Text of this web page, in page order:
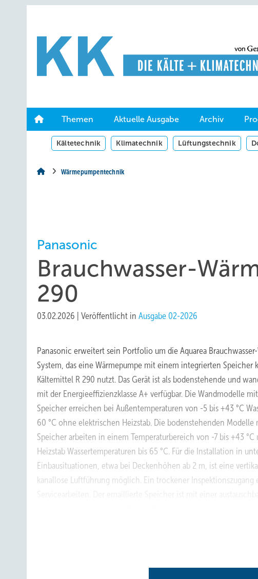
Hauptinhalt
Hauptmenü
Themen Aktuelle Ausgabe Archiv
Kältetechnik Klimatechnik Lüftungstechnik
Wärmepumpentechnik
Panasonic
Brauchwasser-
290
03.02.2026 Veröffentlicht in Ausgabe 02-2026
Panasonic erweitert sein Portfolio um die Aquarea
System, das eine Wärmepumpe mit einem integrierten Speicher
Kältemittel R 290 nutzt. Das Gerät ist als bodenstehende und
mit der Energieeffizienzklasse A+ verfügbar. Die Wandmodelle
Speicher erreichen bei Außentemperaturen von -5 bis +43 °C
60 °C ohne elektrischen Heizstab. Die bodenstehenden
Speicher arbeiten in einem Temperaturbereich von -7 bis +43
Heizstab Wassertemperaturen bis 65 °C. Für die Installation in
Einbausituationen, etwa bei Deckenhöhen ab 2 m, ist eine
kanallose Luftführung möglich. Ein trockener Inspektionszugang